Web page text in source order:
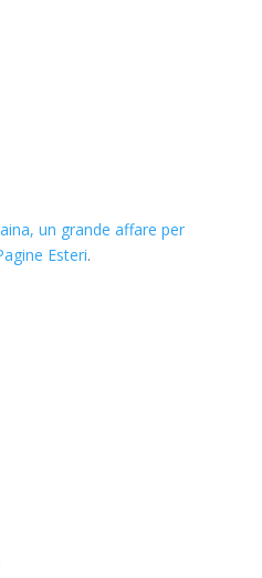
un grande affare per
Esteri.